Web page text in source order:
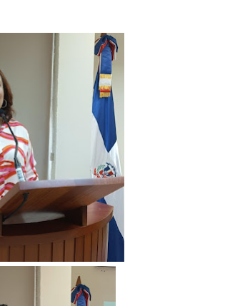
desde 2006 y exige ley del
alcalde San Cristóbal
gobierno endeuda país con